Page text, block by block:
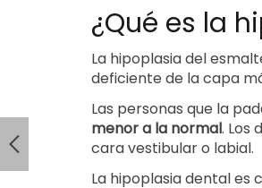
¿Qué es la
La hipoplasia del
deficiente de la capa
Las personas que la
menor a la normal. Los
cara vestibular o labial.
La hipoplasia dental es